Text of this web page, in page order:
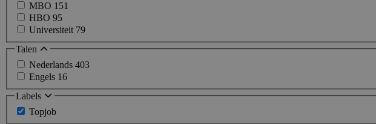
MBO 151
HBO 95
Universiteit 79
Talen
Nederlands 403
Engels 16
Labels
Topjob